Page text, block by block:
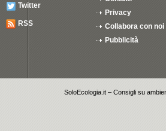
Twitter
RSS
Privacy
Collabora con noi
Pubblicità
SoloEcologia.it – Consigli su